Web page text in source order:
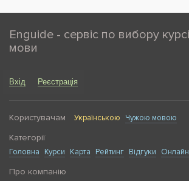
Enguide - сервіс по вибору
мови
Вхід Реєстрація
Користувачам Українською Чужою мовою
Категорії
Головна Курси Карта Рейтинг Відгуки
Про компанію